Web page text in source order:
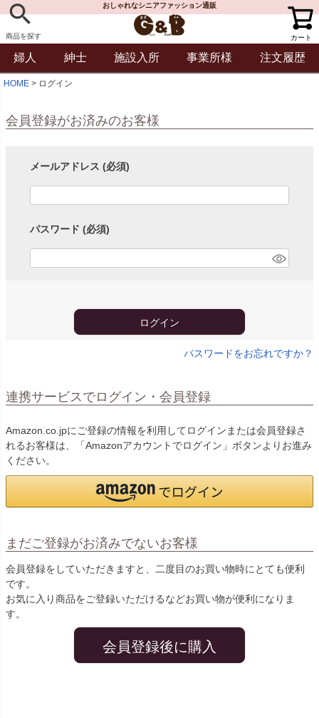
商品を探す
おしゃれなシニアファッション通販
カート
婦人 紳士 施設入所 事業所様 注文履歴
HOME ログイン
会員登録がお済みのお客様
メールアドレス (必須)
パスワード (必須)
ログイン
パスワードをお忘れですか？
連携サービスでログイン・会員登録
Amazon.co.jpにご登録の情報を利用してログインまたは会員登録さ
れるお客様は、「Amazonアカウントでログイン」ボタンよりお進み
ください。
まだご登録がお済みでないお客様
会員登録をしていただきますと、二度目のお買い物時にとても便利
です。
お気に入り商品をご登録いただけるなどお買い物が便利になりま
す。
会員登録後に購入